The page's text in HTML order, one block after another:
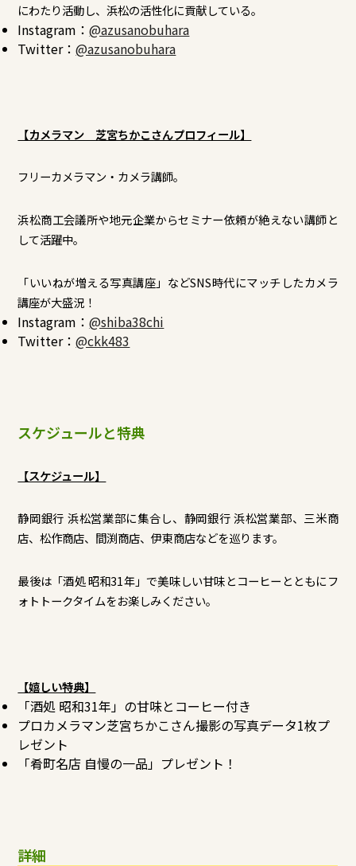
にわたり活動し、浜松の活性化に貢献している。
Instagram：@azusanobuhara
Twitter：@azusanobuhara
【カメラマン 芝宮ちかこさんプロフィール】
フリーカメラマン・カメラ講師。
浜松商工会議所や地元企業からセミナー依頼が絶えない講師と
して活躍中。
「いいねが増える写真講座」などSNS時代にマッチしたカメラ
講座が大盛況！
Instagram：@shiba38chi
Twitter：@ckk483
スケジュールと特典
【スケジュール】
静岡銀行 浜松営業部に集合し、静岡銀行 浜松営業部、三米商
店、松作商店、間渕商店、伊東商店などを巡ります。
最後は「酒処 昭和31年」で美味しい甘味とコーヒーとともにフ
ォトトークタイムをお楽しみください。
【嬉しい特典】
「酒処 昭和31年」の甘味とコーヒー付き
プロカメラマン芝宮ちかこさん撮影の写真データ1枚プ
レゼント
「肴町名店 自慢の一品」プレゼント！
詳細